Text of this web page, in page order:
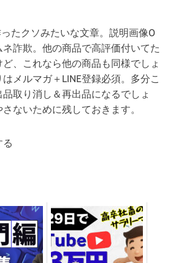
ったクソみたいな文章。説明画像0
詐欺。他の商品で高評価付いてた
、これなら他の商品も同様でしょ
メルマガ＋LINE登録必須。多分こ
取り消し＆再出品になるでしょ
ないために残しておきます。
る